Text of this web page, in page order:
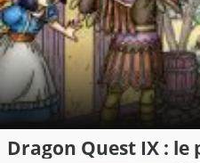
Dragon Quest IX : le